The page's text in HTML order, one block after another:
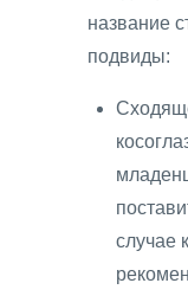
название
подвиды:
случае